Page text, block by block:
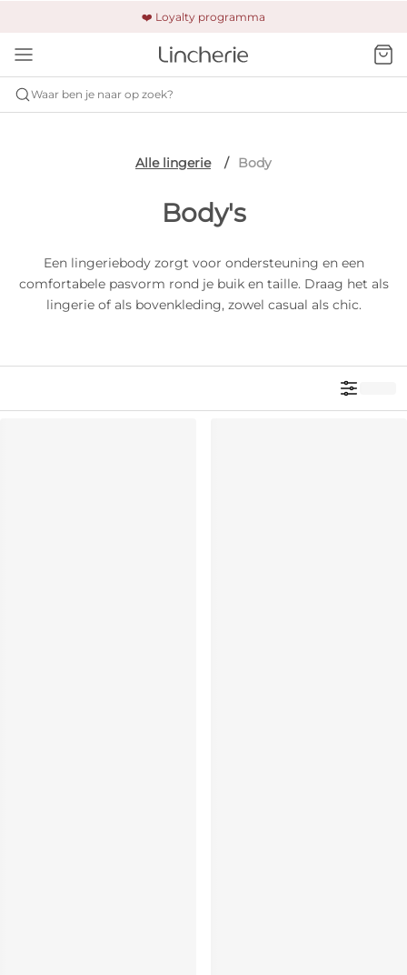
❤️ Loyalty programma
🚚 Gratis verzending & retour
🔒 Altijd veilig betalen
Waar ben je naar op zoek?
Alle lingerie Body
Body's
Een lingeriebody zorgt voor ondersteuning en een
comfortabele pasvorm rond je buik en taille. Draag het als
lingerie of als bovenkleding, zowel casual als chic.